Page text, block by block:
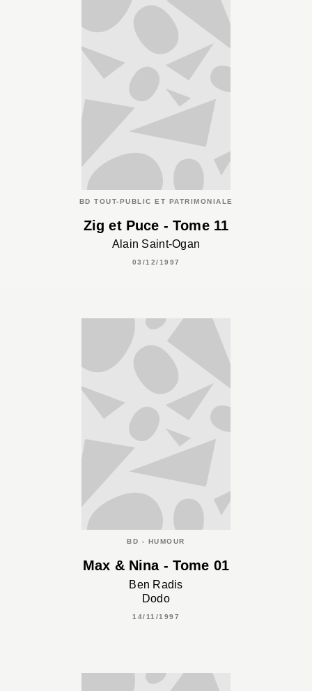
BD TOUT-PUBLIC ET PATRIMONIALE
Zig et Puce - Tome 11
Alain Saint-Ogan
03/12/1997
BD - HUMOUR
Max & Nina - Tome 01
Ben Radis
Dodo
14/11/1997